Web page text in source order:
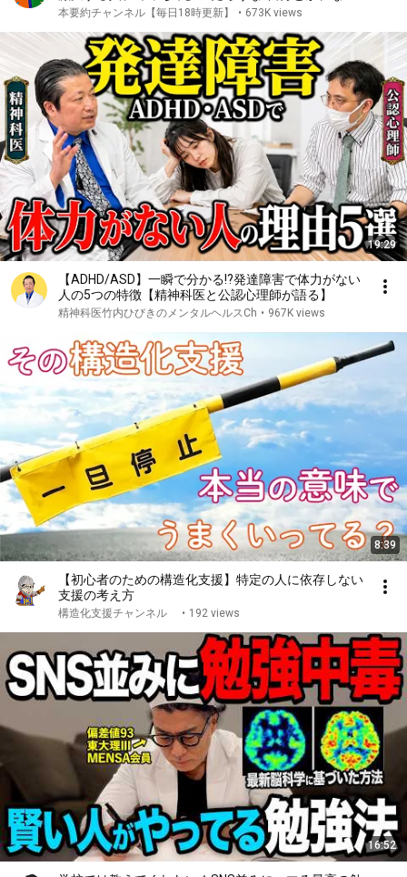
から。教養としての東洋哲学」を世界一わかりやすく
本要約チャンネル【毎日18時更新】 • 673K views
19:29
【ADHD/ASD】一瞬で分かる!?発達障害で体力がない
人の5つの特徴【精神科医と公認心理師が語る】
精神科医竹内ひびきのメンタルヘルスCh • 967K views
8:39
【初心者のための構造化支援】特定の人に依存しない
支援の考え方
構造化支援チャンネル • 192 views
16:52